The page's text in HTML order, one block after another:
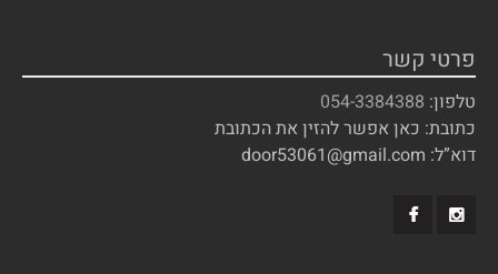
פרטי קשר
טלפון: 054-3384388
כתובת: כאן אפשר להזין את הכתובת
דוא”ל: door53061@gmail.com